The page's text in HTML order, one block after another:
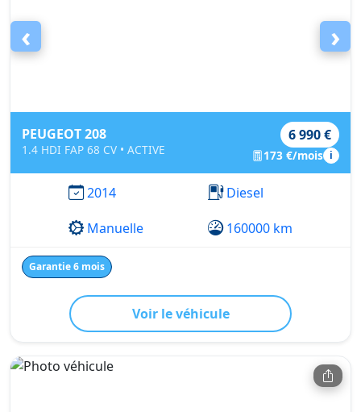
‹ ›
PEUGEOT 208
1.4 HDI FAP 68 CV • ACTIVE
6 990 €
173 €/mois i
2014
Diesel
Manuelle
160000 km
Garantie 6 mois
Voir le véhicule